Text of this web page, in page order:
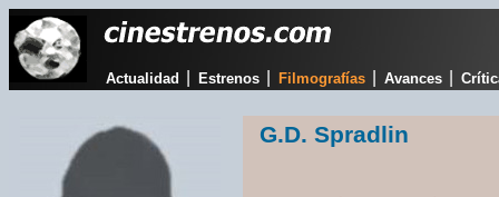
Actualidad Estrenos Filmografías Avances
G.D. Spradlin